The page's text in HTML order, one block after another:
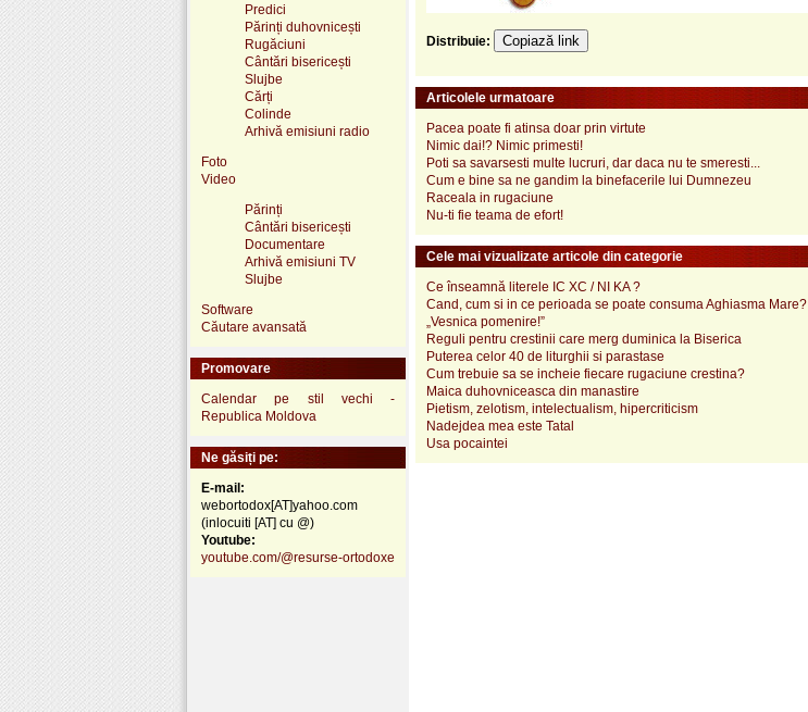
Distribuie: Copiază link
Articolele urmatoare
Pacea poate fi atinsa doar prin virtute
Nimic dai!? Nimic primesti!
Poti sa savarsesti multe lucruri, dar daca nu te smeresti...
Cum e bine sa ne gandim la binefacerile lui Dumnezeu
Raceala in rugaciune
Nu-ti fie teama de efort!
Cele mai vizualizate articole din categorie
Ce înseamnă literele IC XC / NI KA ?
Cand, cum si in ce perioada se poate consuma Aghiasma Mare?
„Vesnica pomenire!”
Reguli pentru crestinii care merg duminica la Biserica
Puterea celor 40 de liturghii si parastase
Cum trebuie sa se incheie fiecare rugaciune crestina?
Maica duhovniceasca din manastire
Pietism, zelotism, intelectualism, hipercriticism
Nadejdea mea este Tatal
Usa pocaintei
Predici
Părinți duhovnicești
Rugăciuni
Cântări bisericești
Slujbe
Cărți
Colinde
Arhivă emisiuni radio
Foto
Video
Părinți
Cântări bisericești
Documentare
Arhivă emisiuni TV
Slujbe
Software
Căutare avansată
Promovare
Calendar pe stil vechi -
Republica Moldova
Ne găsiți pe:
E-mail:
webortodox[AT]yahoo.com
(inlocuiti [AT] cu @)
Youtube:
youtube.com/@resurse-ortodoxe